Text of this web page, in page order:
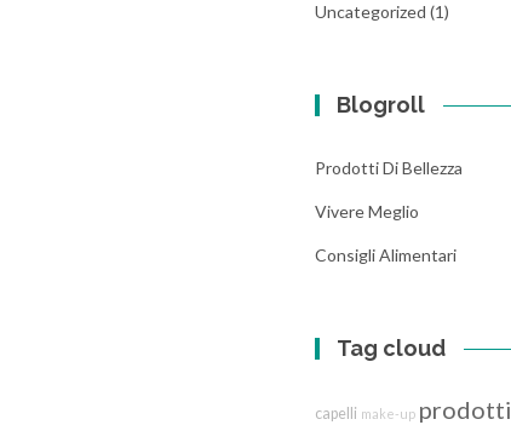
Uncategorized (1)
Blogroll
Prodotti Di Bellezza
Vivere Meglio
Consigli Alimentari
Tag cloud
capelli make-up prodotti